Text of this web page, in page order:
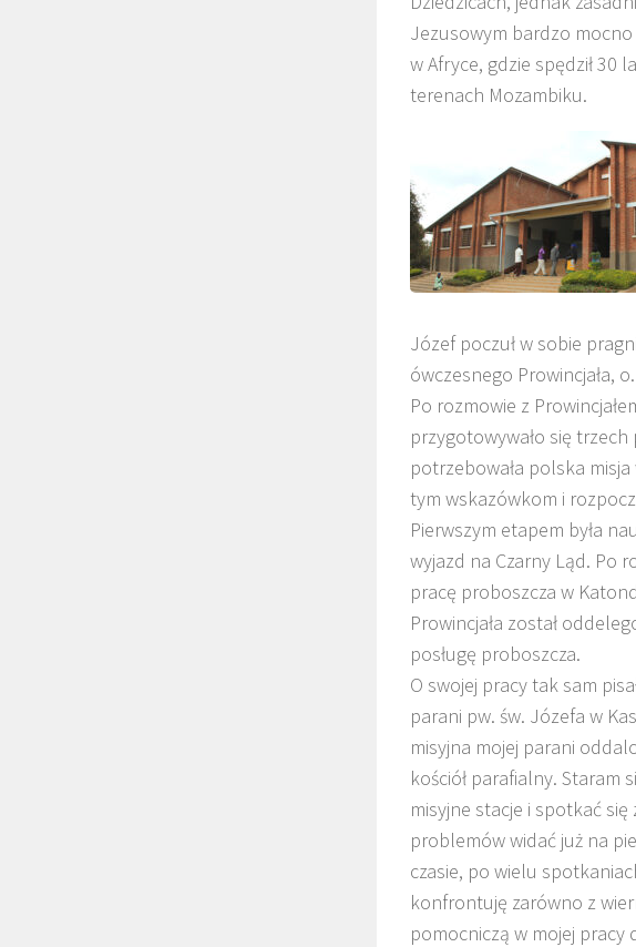
Jezusowym bardzo mocno
w Afryce, gdzie spędził 30
terenach Mozambiku.
Józef poczuł w sobie
ówczesnego Prowincjała,
Po rozmowie z
przygotowywało się
potrzebowała polska
tym wskazówkom i
Pierwszym etapem była
wyjazd na Czarny Ląd. Po
pracę proboszcza w
Prowincjała został
posługę proboszcza.
O swojej pracy tak sam
parani pw. św. Józefa w
misyjna mojej parani
kościół parafialny. Staram
misyjne stacje i spotkać
problemów widać już na
czasie, po wielu
konfrontuję zarówno z
pomocniczą w mojej pracy